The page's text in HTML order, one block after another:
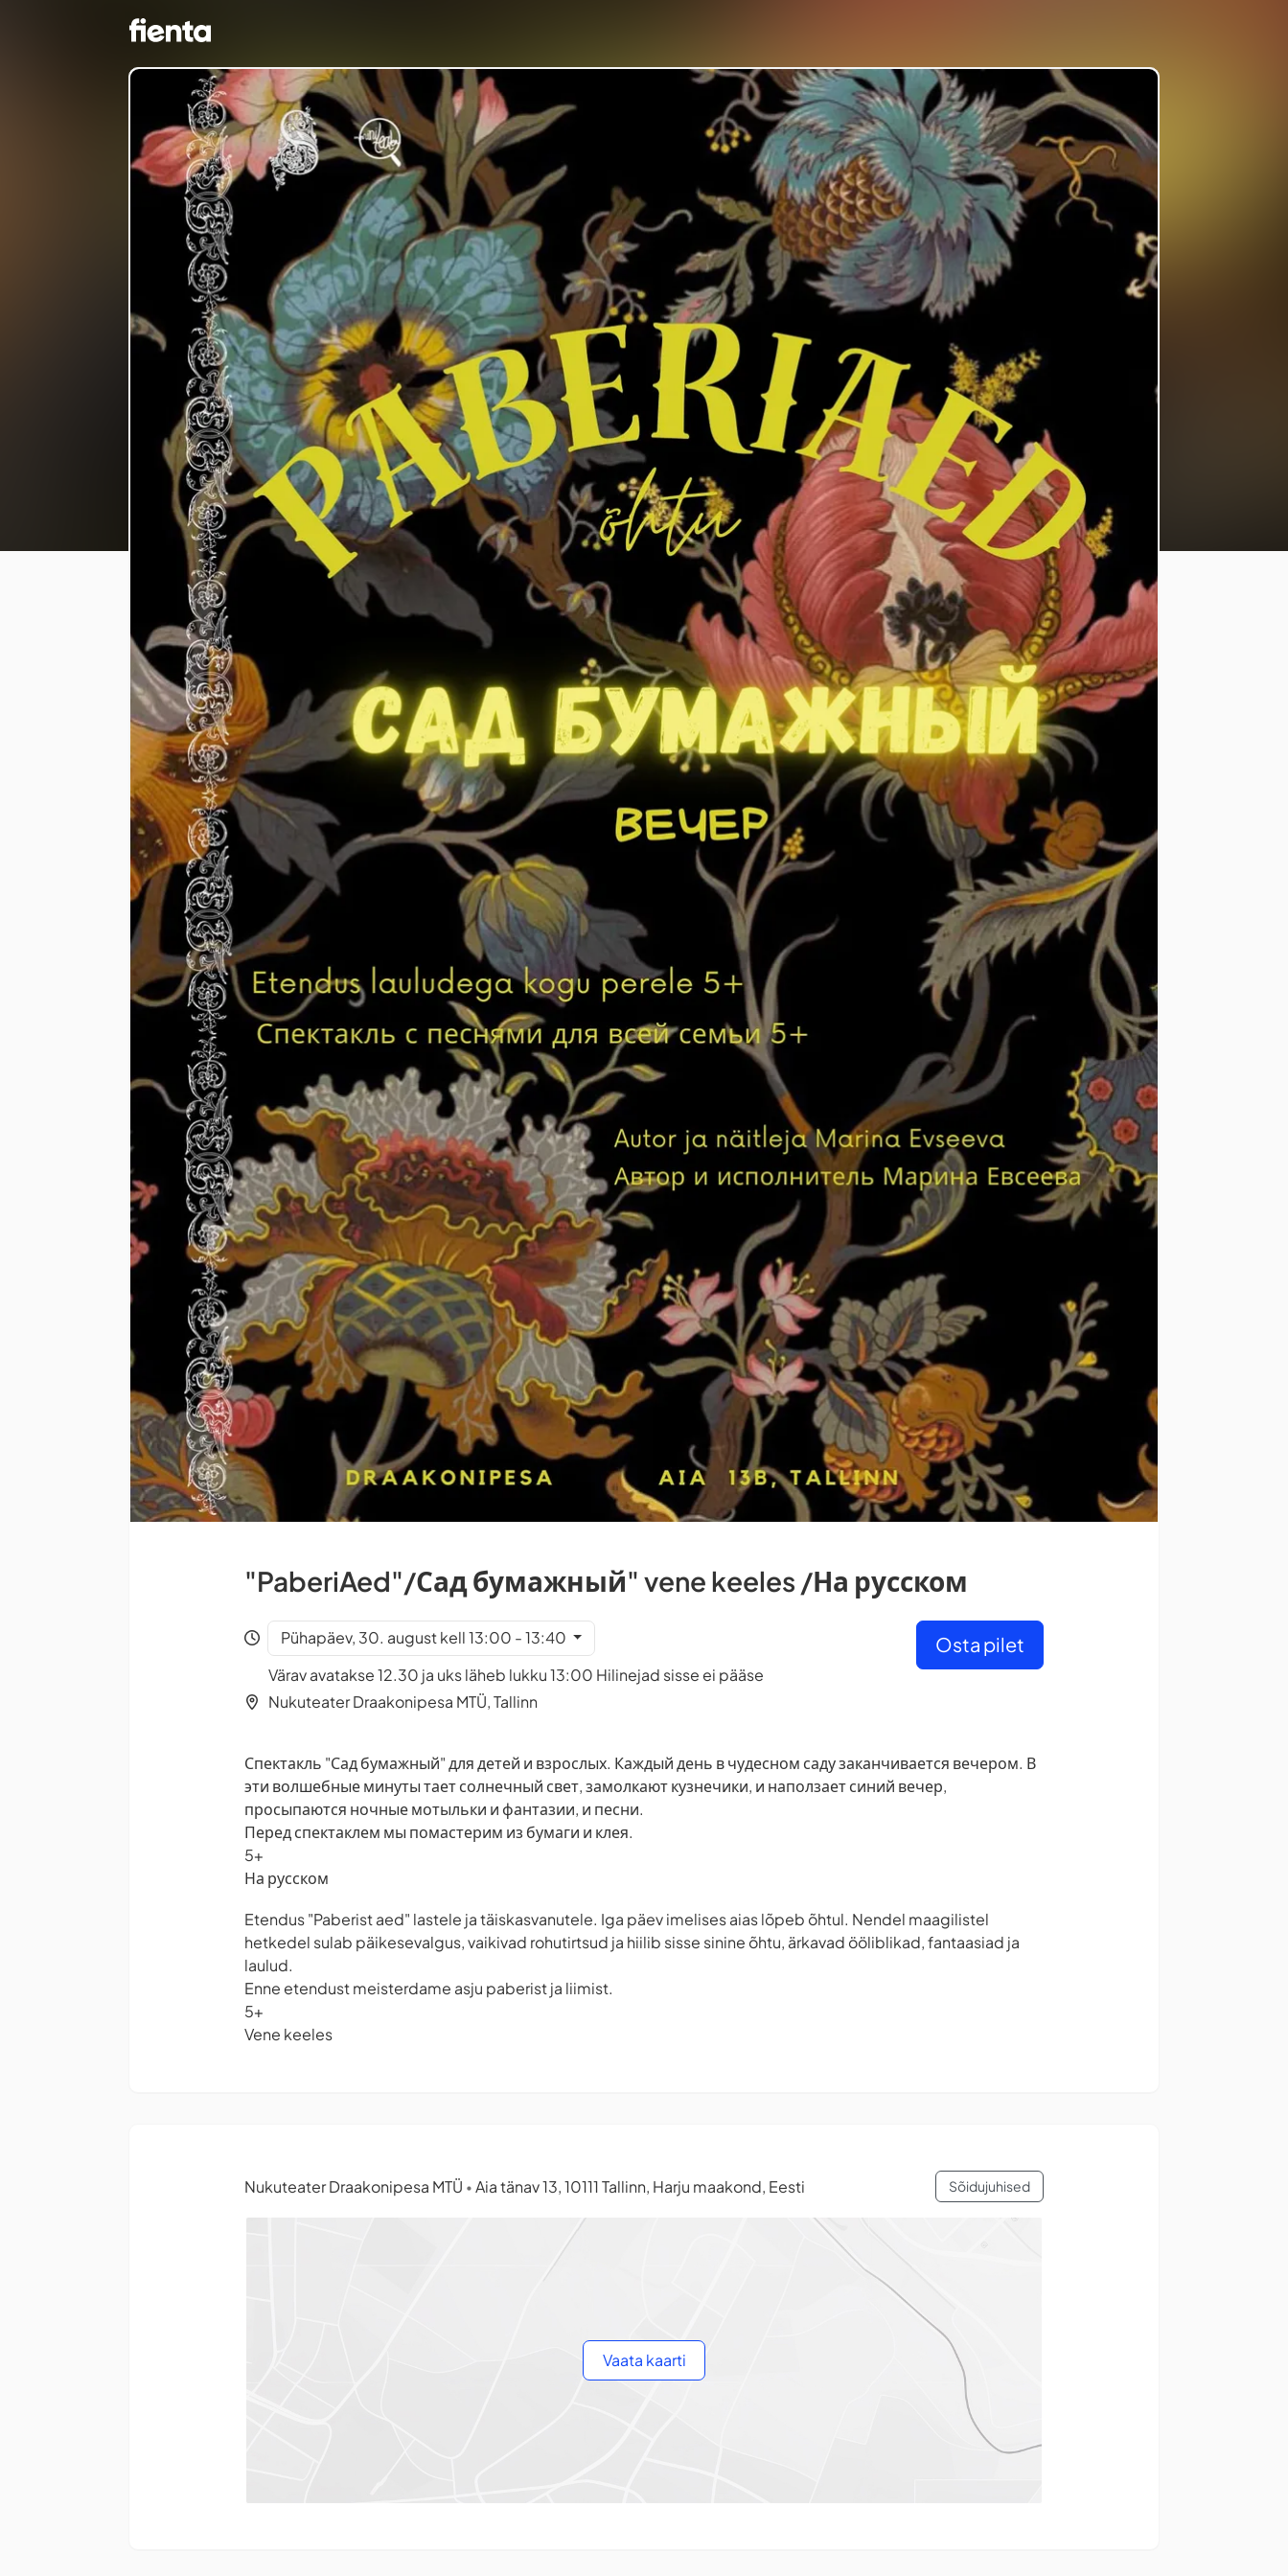
"PaberiAed"/Сад бумажный" vene keeles /На русском
Pühapäev, 30. august kell 13:00 - 13:40
Värav avatakse 12.30 ja uks läheb lukku 13:00 Hilinejad sisse ei pääse
Nukuteater Draakonipesa MTÜ, Tallinn
Osta pilet
Спектакль "Сад бумажный" для детей и взрослых. Каждый день в чудесном саду заканчивается вечером. В
эти волшебные минуты тает солнечный свет, замолкают кузнечики, и наползает синий вечер,
просыпаются ночные мотыльки и фантазии, и песни.
Перед спектаклем мы помастерим из бумаги и клея.
5+
На русском
Etendus "Paberist aed" lastele ja täiskasvanutele. Iga päev imelises aias lõpeb õhtul. Nendel maagilistel
hetkedel sulab päikesevalgus, vaikivad rohutirtsud ja hiilib sisse sinine õhtu, ärkavad ööliblikad, fantaasiad ja
laulud.
Enne etendust meisterdame asju paberist ja liimist.
5+
Vene keeles
Nukuteater Draakonipesa MTÜ • Aia tänav 13, 10111 Tallinn, Harju maakond, Eesti Sõidujuhised
Vaata kaarti